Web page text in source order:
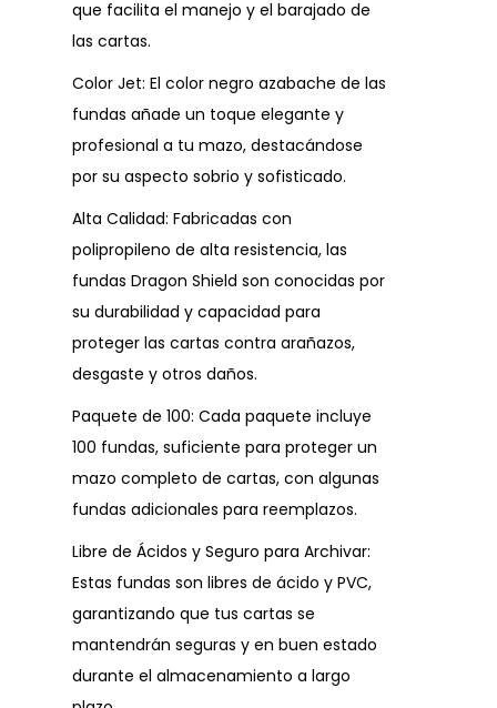
que facilita el manejo y el barajado de
las cartas.
Color Jet: El color negro azabache de las
fundas añade un toque elegante y
profesional a tu mazo, destacándose
por su aspecto sobrio y sofisticado.
Alta Calidad: Fabricadas con
polipropileno de alta resistencia, las
fundas Dragon Shield son conocidas por
su durabilidad y capacidad para
proteger las cartas contra arañazos,
desgaste y otros daños.
Paquete de 100: Cada paquete incluye
100 fundas, suficiente para proteger un
mazo completo de cartas, con algunas
fundas adicionales para reemplazos.
Libre de Ácidos y Seguro para Archivar:
Estas fundas son libres de ácido y PVC,
garantizando que tus cartas se
mantendrán seguras y en buen estado
durante el almacenamiento a largo